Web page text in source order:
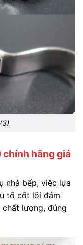
hãng giá
nhà bếp, việc lựa
tố cốt lõi đảm
chất lượng, đúng